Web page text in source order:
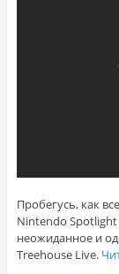
Пробегусь, как
Nintendo Spotlight
неожиданное и
Treehouse Live.